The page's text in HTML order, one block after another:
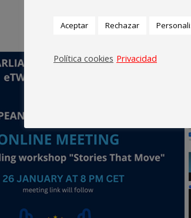
Aceptar Rechazar
Política cookies Privacidad